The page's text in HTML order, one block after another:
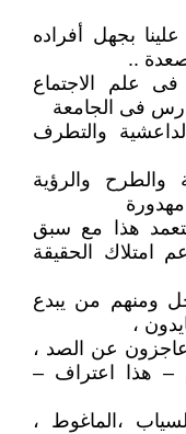
بجهل أفراده
..
علم الاجتماع
فى الجامعة
والتطرف
والطرح والرؤية
هذا مع سبق
امتلاك الحقيقة
ومنهم من يبدع
،
عن الصد ،
– هذا اعتراف –
،الماغوط ،